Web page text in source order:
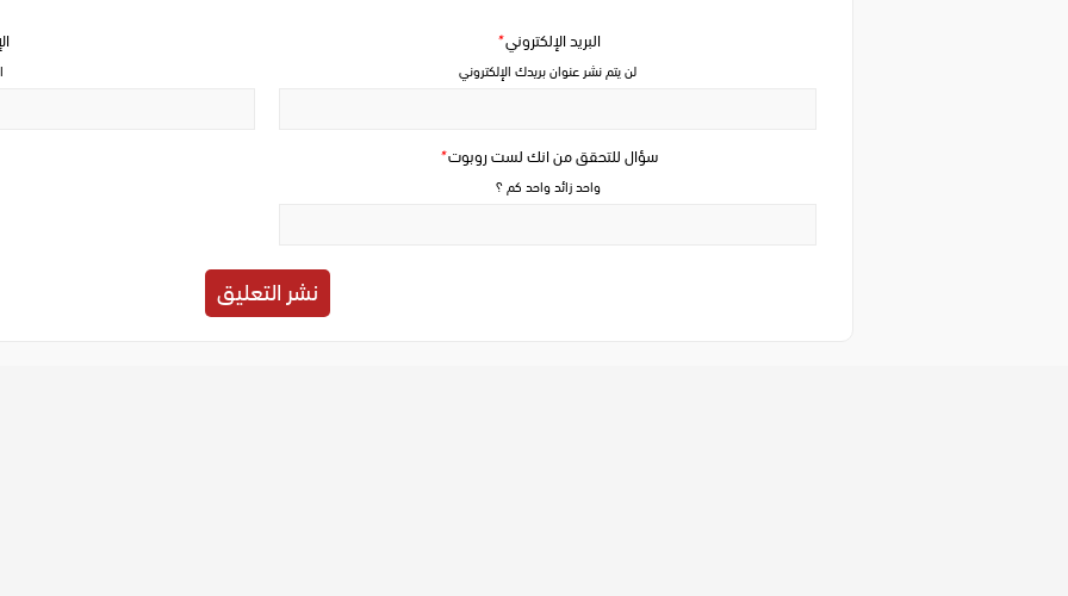
سؤال للتحقق من انك لست روبوت*
واحد زائد واحد كم ؟
البريد الإلكتروني*
لن يتم نشر عنوان بريدك الإلكتروني